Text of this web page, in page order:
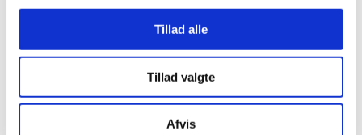
Tillad alle
Tillad valgte
Afvis
SønderborghusMartin Nyrops Plads 2, Sønderborg
31